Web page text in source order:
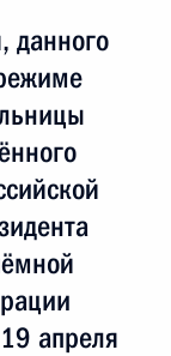
данного
апреля